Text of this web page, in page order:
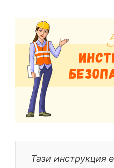
Тази инструкция